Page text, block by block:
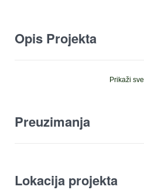
Opis Projekta
Prikaži sve
Preuzimanja
Lokacija projekta